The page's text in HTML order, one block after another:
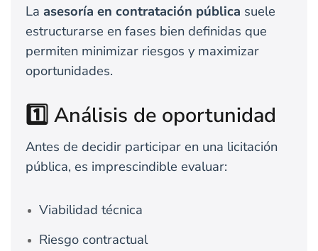
La asesoría en contratación pública suele
estructurarse en fases bien definidas que
permiten minimizar riesgos y maximizar
oportunidades.
1️⃣ Análisis de oportunidad
Antes de decidir participar en una licitación
pública, es imprescindible evaluar:
Viabilidad técnica
Riesgo contractual